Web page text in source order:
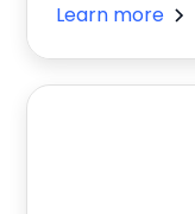
Learn more